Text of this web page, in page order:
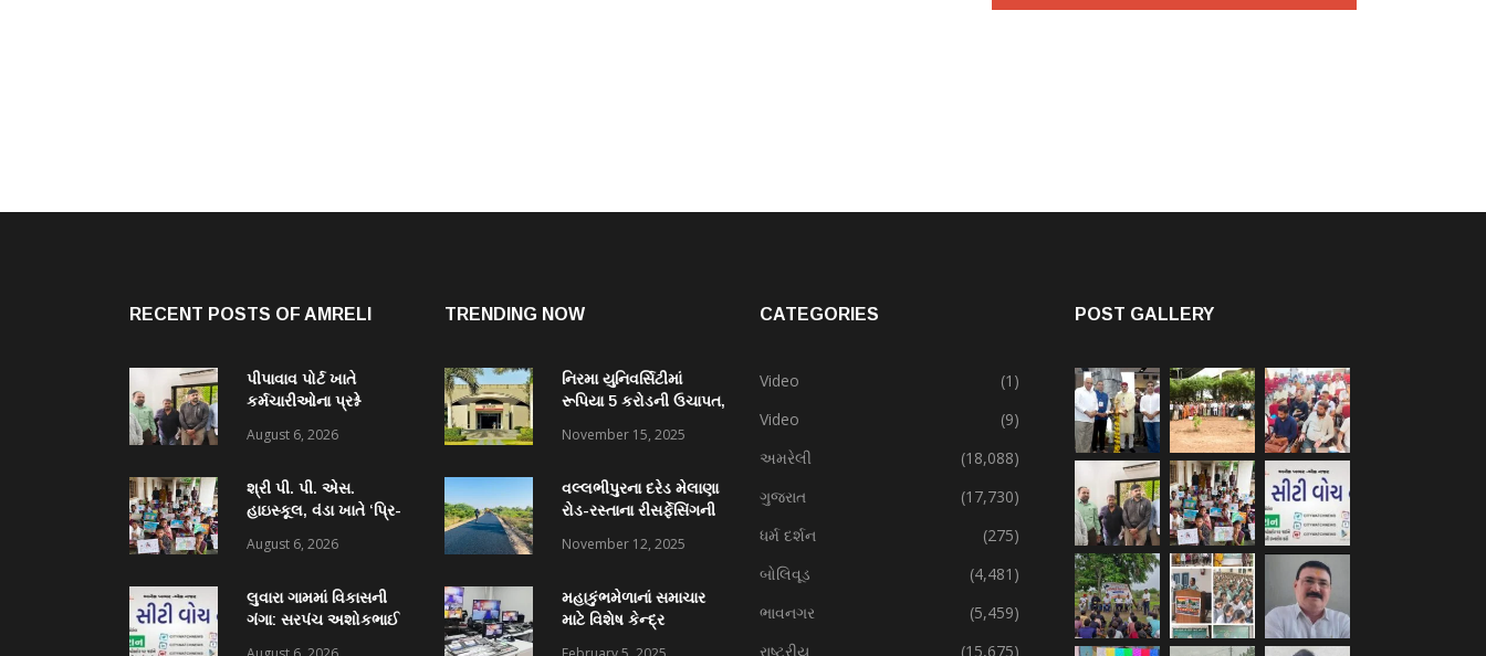
RECENT POSTS OF AMRELI
પીપાવાવ પોર્ટ ખાતે
કર્મચારીઓના પ્રશ્ને
મુલાકાત, સ્થાનિક
સાથે ચર્ચા
August 6, 2026
શ્રી પી. પી. એસ.
હાઇસ્કૂલ, વંડા ખાતે ‘પ્રિ-
ભવ્ય ચિત્ર સ્પર્ધા યોજાઈ:
રંગોથી રાષ્ટ્રપ્રેમ કંડાર્યો
August 6, 2026
લુવારા ગામમાં વિકાસની
ગંગા: સરપંચ અશોકભાઈ
TRENDING NOW
નિરમા યુનિવર્સિટીમાં
રૂપિયા 5 કરોડની ઉચાપત,
ફરિયાદ
November 15, 2025
વલ્લભીપુરના દરેડ મેલાણા
રોડ-રસ્તાના રીસર્ફેસિંગની
November 12, 2025
મહાકુંભમેળાનાં સમાચાર
માટે વિશેષ કેન્દ્ર
CATEGORIES
Video
(1)
Video
(9)
અમરેલી
(18,088)
ગુજરાત
(17,730)
ધર્મ દર્શન
(275)
બોલિવૂડ
(4,481)
ભાવનગર
(5,459)
રાષ્ટ્રીય
(15,675)
POST GALLERY